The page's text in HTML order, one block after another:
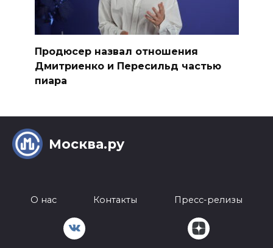
Продюсер назвал отношения
Дмитриенко и Пересильд частью
пиара
Москва.ру
О нас Контакты Пресс-релизы